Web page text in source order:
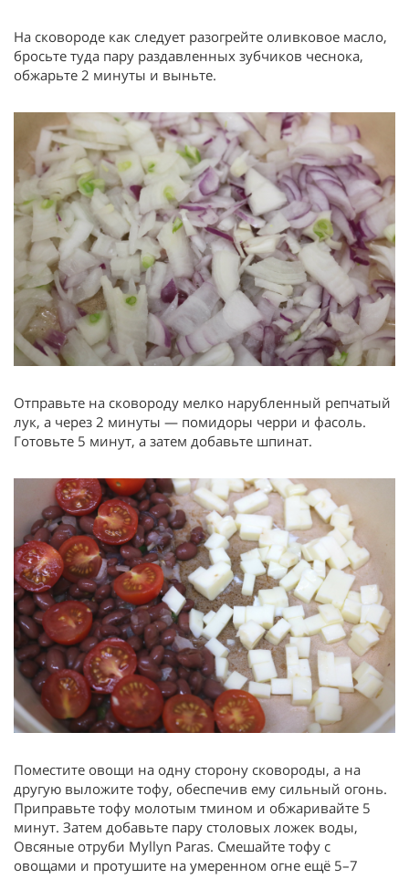
На сковороде как следует разогрейте оливковое масло,
бросьте туда пару раздавленных зубчиков чеснока,
обжарьте 2 минуты и выньте.
Отправьте на сковороду мелко нарубленный репчатый
лук, а через 2 минуты — помидоры черри и фасоль.
Готовьте 5 минут, а затем добавьте шпинат.
Поместите овощи на одну сторону сковороды, а на
другую выложите тофу, обеспечив ему сильный огонь.
Приправьте тофу молотым тмином и обжаривайте 5
минут. Затем добавьте пару столовых ложек воды,
Овсяные отруби Myllyn Paras. Смешайте тофу с
овощами и протушите на умеренном огне ещё 5–7